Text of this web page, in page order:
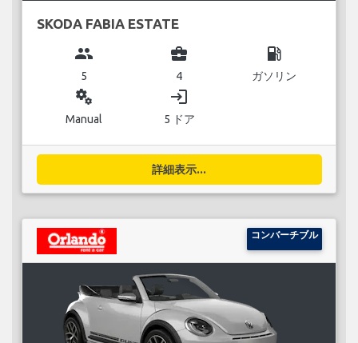
SKODA FABIA ESTATE
group
5
business_center
4
local_gas_station
ガソリン
miscellaneous_services
Manual
login
5 ドア
詳細表示...
コンバーチブル